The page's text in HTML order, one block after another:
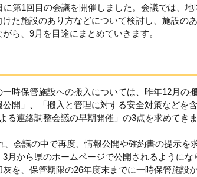
第1回目の会議を開催しました。会議では、地
た施設のあり方などについて検討し、施設の
ら、9月を目途にまとめていきます。
時保管施設への搬入については、昨年12月の
開」、「搬入と管理に対する安全対策などを
る連絡調整会議の早期開催」の3点を求めてき
会議の中で再度、情報公開や確約書の提示を
月から県のホームページで公開されるようにな
を、保管期限の26年度末までに一時保管施設